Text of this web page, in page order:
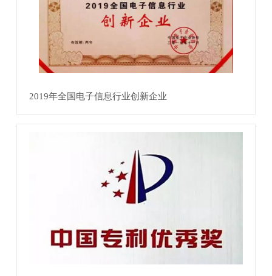
2019年全国电子信息行业创新企业